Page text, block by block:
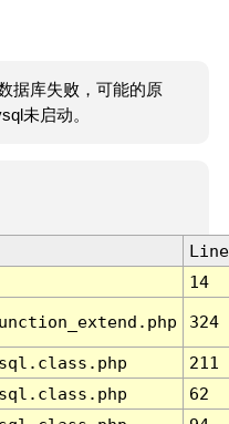
据库失败，可能的原
未启动。
Line
14
324
211
62